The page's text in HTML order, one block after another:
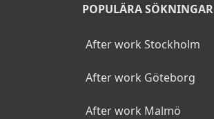
POPULÄRA SÖKNINGAR
After work Stockholm
After work Göteborg
After work Malmö